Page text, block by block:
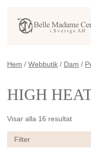
Hem / Webbutik / Dam /
HIGH
Visar alla 16 resultat
Filter